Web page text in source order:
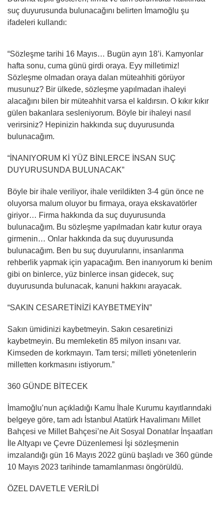
suç duyurusunda bulunacağını belirten İmamoğlu şu
ifadeleri kullandı:
“Sözleşme tarihi 16 Mayıs… Bugün ayın 18’i. Kamyonlar
hafta sonu, cuma günü girdi oraya. Eyy milletimiz!
Sözleşme olmadan oraya dalan müteahhiti görüyor
musunuz? Bir ülkede, sözleşme yapılmadan ihaleyi
alacağını bilen bir müteahhit varsa el kaldırsın. O kıkır kıkır
gülen bakanlara sesleniyorum. Böyle bir ihaleyi nasıl
verirsiniz? Hepinizin hakkında suç duyurusunda
bulunacağım.
“İNANIYORUM Kİ YÜZ BİNLERCE İNSAN SUÇ
DUYURUSUNDA BULUNACAK”
Böyle bir ihale veriliyor, ihale verildikten 3-4 gün önce ne
oluyorsa malum oluyor bu firmaya, oraya ekskavatörler
giriyor… Firma hakkında da suç duyurusunda
bulunacağım. Bu sözleşme yapılmadan katır kutur oraya
girmenin… Onlar hakkında da suç duyurusunda
bulunacağım. Ben bu suç duyurularını, insanlarıma
rehberlik yapmak için yapacağım. Ben inanıyorum ki benim
gibi on binlerce, yüz binlerce insan gidecek, suç
duyurusunda bulunacak, kanuni hakkını arayacak.
“SAKIN CESARETİNİZİ KAYBETMEYİN”
Sakın ümidinizi kaybetmeyin. Sakın cesaretinizi
kaybetmeyin. Bu memleketin 85 milyon insanı var.
Kimseden de korkmayın. Tam tersi; milleti yönetenlerin
milletten korkmasını istiyorum.”
360 GÜNDE BİTECEK
İmamoğlu’nun açıkladığı Kamu İhale Kurumu kayıtlarındaki
belgeye göre, tam adı İstanbul Atatürk Havalimanı Millet
Bahçesi ve Millet Bahçesi’ne Ait Sosyal Donatılar İnşaatları
İle Altyapı ve Çevre Düzenlemesi İşi sözleşmenin
imzalandığı gün 16 Mayıs 2022 günü başladı ve 360 günde
10 Mayıs 2023 tarihinde tamamlanması öngörüldü.
ÖZEL DAVETLE VERİLDİ